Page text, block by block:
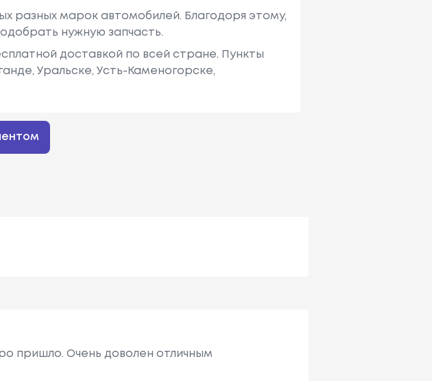
разных марок автомобилей. Благодоря этому,
нужную запчасть.
доставкой по всей стране. Пункты
Уральске, Усть-Каменогорске,
пришло. Очень доволен отличным